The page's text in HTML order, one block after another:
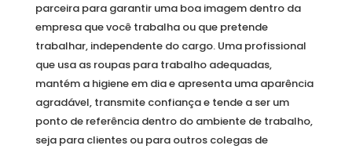
parceira para garantir uma boa imagem dentro da
empresa que você trabalha ou que pretende
trabalhar, independente do cargo. Uma profissional
que usa as roupas para trabalho adequadas,
mantém a higiene em dia e apresenta uma aparência
agradável, transmite confiança e tende a ser um
ponto de referência dentro do ambiente de trabalho,
seja para clientes ou para outros colegas de